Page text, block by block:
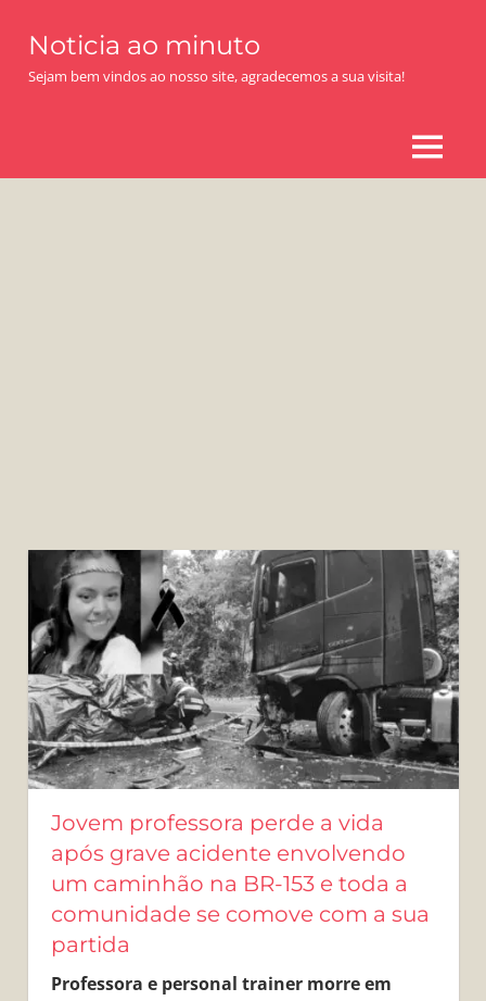
content
Noticia ao minuto
Sejam bem vindos ao nosso site, agradecemos a sua visita!
MENU
Jovem professora perde a vida
após grave acidente envolvendo
um caminhão na BR-153 e toda a
comunidade se comove com a sua
partida
Professora e personal trainer morre em